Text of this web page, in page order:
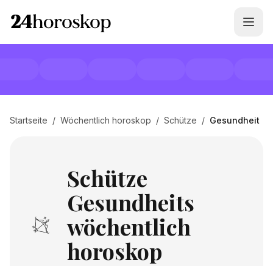
Startseite / Wöchentlich horoskop / Schütze / Gesundheit
Schütze
Gesundheits
wöchentlich
horoskop